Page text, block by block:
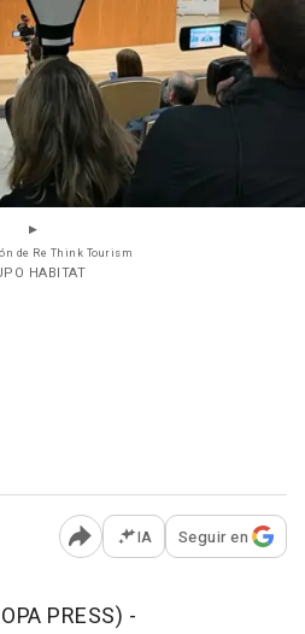
de Re Think Tourism
HABITAT
Abrir opciones para
IA Seguir en
PRESS) -